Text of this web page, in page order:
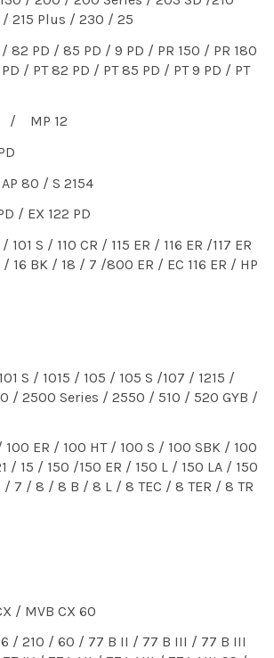
/ 215 Plus / 230 / 25
PD / 85 PD / 9 PD / PR 150 / PR 180
/ PT 82 PD / PT 85 PD / PT 9 PD / PT
/ MP 12
80 / S 2154
/ EX 122 PD
S / 110 CR / 115 ER / 116 ER /117 ER
16 BK / 18 / 7 /800 ER / EC 116 ER / HP
S / 1015 / 105 / 105 S /107 / 1215 /
/ 2500 Series / 2550 / 510 / 520 GYB /
ER / 100 HT / 100 S / 100 SBK / 100
/ 15 / 150 /150 ER / 150 L / 150 LA / 150
/ 7 / 8 / 8 B / 8 L / 8 TEC / 8 TER / 8 TR
/ MVB CX 60
/ 210 / 60 / 77 B II / 77 B III / 77 B III